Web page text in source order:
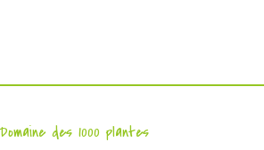
des 1000 plantes